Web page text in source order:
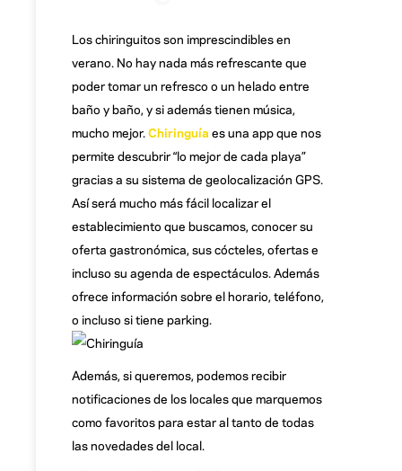
Los chiringuitos son imprescindibles en
verano. No hay nada más refrescante que
poder tomar un refresco o un helado entre
baño y baño, y si además tienen música,
mucho mejor.Chiringuía es una app que nos
permite descubrir “lo mejor de cada playa”
gracias a su sistema de geolocalización GPS.
Así será mucho más fácil localizar el
establecimiento que buscamos, conocer su
oferta gastronómica, sus cócteles, ofertas e
incluso su agenda de espectáculos. Además
ofrece información sobre el horario, teléfono,
o incluso si tiene parking.
Además, si queremos, podemos recibir
notificaciones de los locales que marquemos
como favoritos para estar al tanto de todas
las novedades del local.